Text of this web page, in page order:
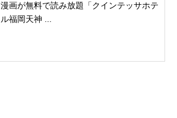
漫画が無料で読み放題「クインテッサホテ
ル福岡天神 ...